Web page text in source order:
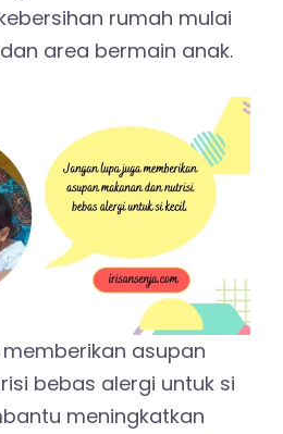
rumah mulai
area bermain anak.
asupan
bebas alergi untuk si
meningkatkan